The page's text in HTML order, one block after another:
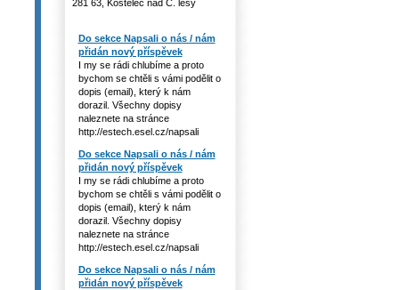
281 63, Kostelec nad Č. lesy
Do sekce Napsali o nás / nám
přidán nový příspěvek
I my se rádi chlubíme a proto
bychom se chtěli s vámi podělit o
dopis (email), který k nám
dorazil. Všechny dopisy
naleznete na stránce
http://estech.esel.cz/napsali
Do sekce Napsali o nás / nám
přidán nový příspěvek
I my se rádi chlubíme a proto
bychom se chtěli s vámi podělit o
dopis (email), který k nám
dorazil. Všechny dopisy
naleznete na stránce
http://estech.esel.cz/napsali
Do sekce Napsali o nás / nám
přidán nový příspěvek